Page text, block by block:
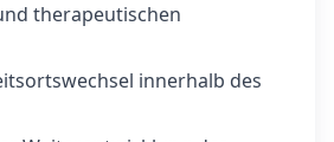
therapeutischen
innerhalb des